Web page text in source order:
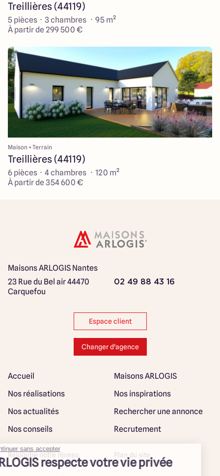
Treillières (44119)
5 pièces · 3 chambres · 95 m²
À partir de 299 500 €
Maison + Terrain
Treillières (44119)
6 pièces · 4 chambres · 120 m²
À partir de 354 600 €
Maisons ARLOGIS Nantes
23 Rue du Bel air44470
Carquefou
02 49 88 43 16
Espace client
Changer d'agence
Accueil
Maisons ARLOGIS
Nos réalisations
Nos inspirations
Nos actualités
Rechercher une annonce
Nos conseils
Recrutement
Rejoindre notre réseau Plan du site